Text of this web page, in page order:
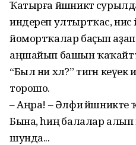
Ҡатырға йәшниктә
индереп ултыртҡас, нисә
йомортҡалар баҫып
аңшайып башын
“Был ни хәл?” тигән кеүек
торошо.
– Аңра! – Әлфиә йәшникте
Бына, һиңә балалар
шунда...